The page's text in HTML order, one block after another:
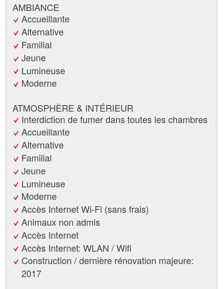
AMBIANCE
Accueillante
Alternative
Familial
Jeune
Lumineuse
Moderne
ATMOSPHÈRE & INTÉRIEUR
Interdiction de fumer dans toutes les chambres
Accueillante
Alternative
Familial
Jeune
Lumineuse
Moderne
Accès Internet Wi-Fi (sans frais)
Animaux non admis
Accès Internet
Accès Internet: WLAN / Wifi
Construction / dernière rénovation majeure:
2017